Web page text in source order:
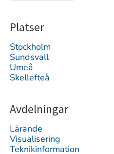
Platser
Stockholm
Sundsvall
Umeå
Skellefteå
Avdelningar
Lärande
Visualisering
Teknikinformation